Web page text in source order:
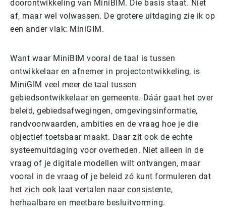
doorontwikkeling van MiniBIM. Die basis staat. Niet
af, maar wel volwassen. De grotere uitdaging zie ik op
een ander vlak: MiniGIM.
Want waar MiniBIM vooral de taal is tussen
ontwikkelaar en afnemer in projectontwikkeling, is
MiniGIM veel meer de taal tussen
gebiedsontwikkelaar en gemeente. Dáár gaat het over
beleid, gebiedsafwegingen, omgevingsinformatie,
randvoorwaarden, ambities en de vraag hoe je die
objectief toetsbaar maakt. Daar zit ook de echte
systeemuitdaging voor overheden. Niet alleen in de
vraag of je digitale modellen wilt ontvangen, maar
vooral in de vraag of je beleid zó kunt formuleren dat
het zich ook laat vertalen naar consistente,
herhaalbare en meetbare besluitvorming.